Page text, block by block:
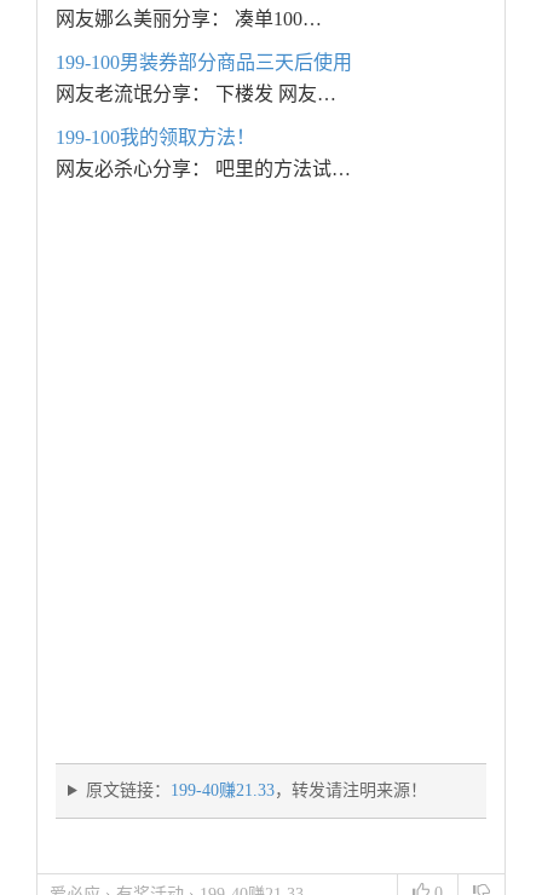
网友娜么美丽分享： 凑单100…
199-100男装券部分商品三天后使用
网友老流氓分享： 下楼发 网友…
199-100我的领取方法！
网友必杀心分享： 吧里的方法试…
原文链接： 199-40赚21.33，转发请注明来源！